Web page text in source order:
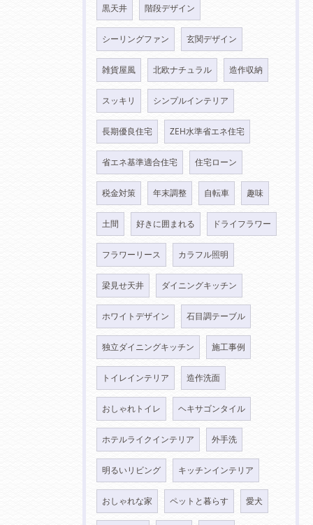
黒天井 階段デザイン
シーリングファン 玄関デザイン
雑貨屋風 北欧ナチュラル 造作収納
スッキリ シンプルインテリア
長期優良住宅 ZEH水準省エネ住宅
省エネ基準適合住宅 住宅ローン
税金対策 年末調整 自転車 趣味
土間 好きに囲まれる ドライフラワー
フラワーリース カラフル照明
梁見せ天井 ダイニングキッチン
ホワイトデザイン 石目調テーブル
独立ダイニングキッチン 施工事例
トイレインテリア 造作洗面
おしゃれトイレ ヘキサゴンタイル
ホテルライクインテリア 外手洗
明るいリビング キッチンインテリア
おしゃれな家 ペットと暮らす 愛犬